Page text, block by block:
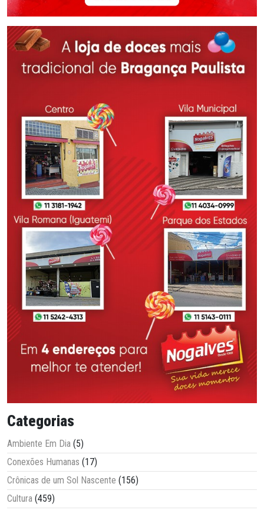
Categorias
Ambiente Em Dia (5)
Conexões Humanas (17)
Crônicas de um Sol Nascente (156)
Cultura (459)